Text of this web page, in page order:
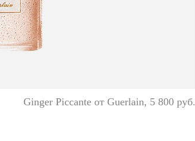
Ginger Piccante от Guerlain, 5 800 руб.